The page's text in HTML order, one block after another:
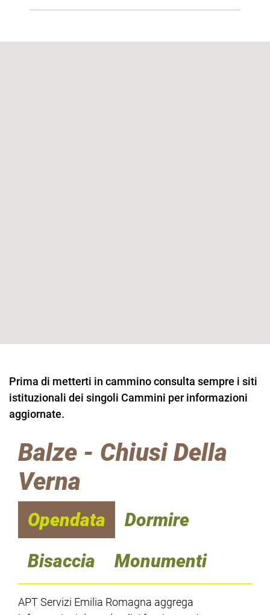
Prima di metterti in cammino consulta sempre i siti
istituzionali dei singoli Cammini per informazioni
aggiornate.
Balze - Chiusi Della
Verna
Opendata
Dormire
Bisaccia
Monumenti
APT Servizi Emilia Romagna aggrega